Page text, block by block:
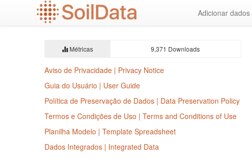
Adicionar dados
Métricas 9,371 Downloads
Aviso de Privacidade | Privacy Notice
Guia do Usuário | User Guide
Política de Preservação de Dados | Data Preservation Policy
Termos e Condições de Uso | Terms and Conditions of Use
Planilha Modelo | Template Spreadsheet
Dados Integrados | Integrated Data